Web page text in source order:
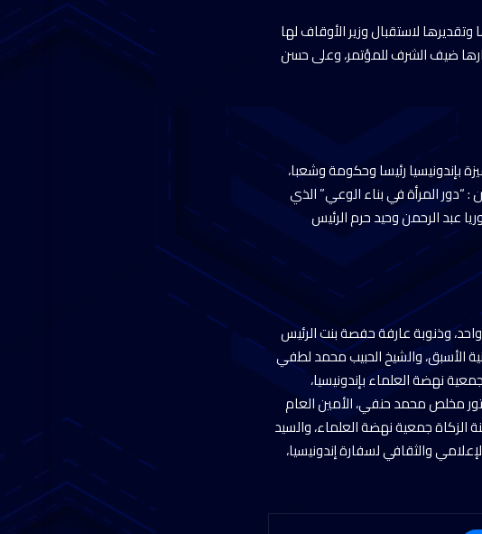
لاستقبال وزير الأوقاف لها
ضيف الشرف للمؤتمر، وعلى حسن
بإندونيسيا رئيسا وحكومة وشعبا،
: “دور المرأة في بناء الوعي” الذي
عبد الرحمن وحيد حرم الرئيس
وذنوبة عارفة حفصة بنت الرئيس
الأسبق، والشيخ الحبيب محمد لطفي
نهضة العلماء بإندونيسيا،
مخلص محمد حنفي، الأمين العام
الزكاة جمعية نهضة العلماء، والسيد
والثقافي لسفارة إندونيسيا،